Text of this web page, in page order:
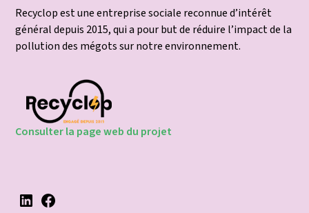
Recyclop est une entreprise sociale reconnue d’intérêt
général​ depuis 2015, qui a pour but de réduire l’impact de la
pollution des mégots sur notre environnement.
Consulter la page web du projet